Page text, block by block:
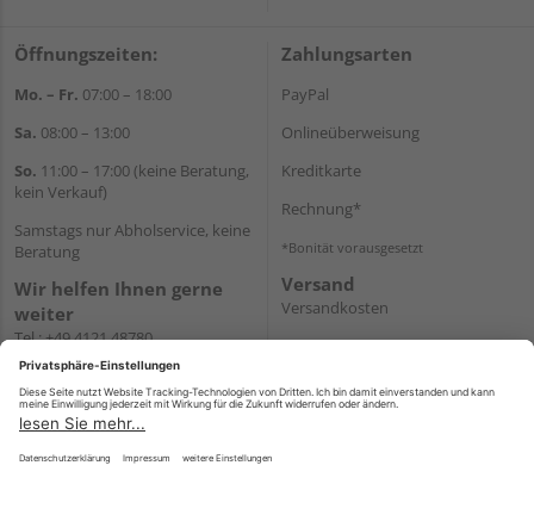
Öffnungszeiten:
Mo. – Fr. 07:00 – 18:00
Sa. 08:00 – 13:00
So. 11:00 – 17:00 (keine Beratung,
kein Verkauf)
Samstags nur Abholservice, keine
Beratung
Wir helfen Ihnen gerne
weiter
Tel.:+49 4121 48780
E-Mail:onlineshop@holz-
WhatsApp
Zahlungsarten
PayPal
Onlineüberweisung
Kreditkarte
Rechnung*
*Bonität vorausgesetzt
Versand
Versandkosten